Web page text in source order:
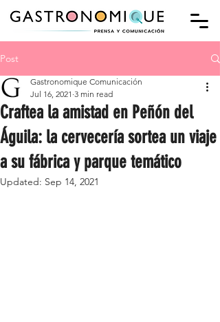
Post
Craftea la amistad en Peñón del
Águila: la cervecería sortea un viaje
a su fábrica y parque temático
Gastronomique Comunicación
Jul 16, 2021 3 min read
Updated: Sep 14, 2021